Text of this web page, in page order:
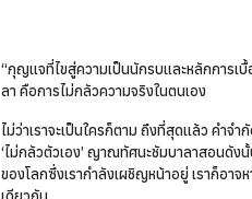
“กุญแจที่ไขสู่ความเป็นนักรบและหลักการ
ลา คือการไม่กลัวความจริงในตนเอง
ไม่ว่าเราจะเป็นใครก็ตาม ถึงที่สุดแล้ว คำจ
‘ไม่กลัวตัวเอง’ ญาณทัศนะชัมบาลาสอนดัง
ของโลกซึ่งเรากำลังเผชิญหน้าอยู่ เราก็อาจ